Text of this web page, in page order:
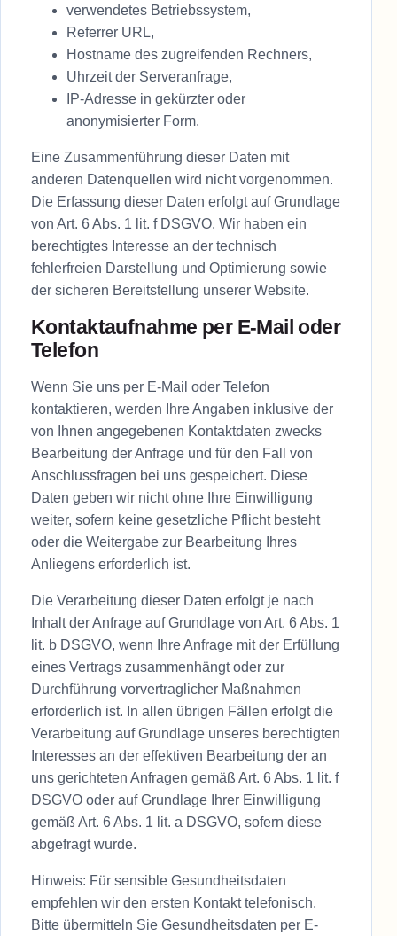
verwendetes Betriebssystem,
Referrer URL,
Hostname des zugreifenden Rechners,
Uhrzeit der Serveranfrage,
IP-Adresse in gekürzter oder
anonymisierter Form.
Eine Zusammenführung dieser Daten mit
anderen Datenquellen wird nicht vorgenommen.
Die Erfassung dieser Daten erfolgt auf Grundlage
von Art. 6 Abs. 1 lit. f DSGVO. Wir haben ein
berechtigtes Interesse an der technisch
fehlerfreien Darstellung und Optimierung sowie
der sicheren Bereitstellung unserer Website.
Kontaktaufnahme per E-Mail oder
Telefon
Wenn Sie uns per E-Mail oder Telefon
kontaktieren, werden Ihre Angaben inklusive der
von Ihnen angegebenen Kontaktdaten zwecks
Bearbeitung der Anfrage und für den Fall von
Anschlussfragen bei uns gespeichert. Diese
Daten geben wir nicht ohne Ihre Einwilligung
weiter, sofern keine gesetzliche Pflicht besteht
oder die Weitergabe zur Bearbeitung Ihres
Anliegens erforderlich ist.
Die Verarbeitung dieser Daten erfolgt je nach
Inhalt der Anfrage auf Grundlage von Art. 6 Abs. 1
lit. b DSGVO, wenn Ihre Anfrage mit der Erfüllung
eines Vertrags zusammenhängt oder zur
Durchführung vorvertraglicher Maßnahmen
erforderlich ist. In allen übrigen Fällen erfolgt die
Verarbeitung auf Grundlage unseres berechtigten
Interesses an der effektiven Bearbeitung der an
uns gerichteten Anfragen gemäß Art. 6 Abs. 1 lit. f
DSGVO oder auf Grundlage Ihrer Einwilligung
gemäß Art. 6 Abs. 1 lit. a DSGVO, sofern diese
abgefragt wurde.
Hinweis: Für sensible Gesundheitsdaten
empfehlen wir den ersten Kontakt telefonisch.
Bitte übermitteln Sie Gesundheitsdaten per E-